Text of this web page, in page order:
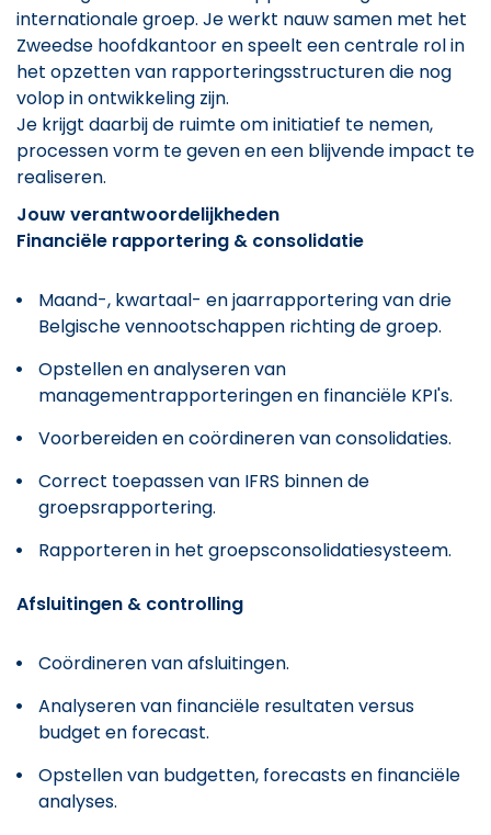
internationale groep. Je werkt nauw samen met het
Zweedse hoofdkantoor en speelt een centrale rol in
het opzetten van rapporteringsstructuren die nog
volop in ontwikkeling zijn.
Je krijgt daarbij de ruimte om initiatief te nemen,
processen vorm te geven en een blijvende impact te
realiseren.
Jouw verantwoordelijkheden
Financiële rapportering & consolidatie
Maand-, kwartaal- en jaarrapportering van drie
Belgische vennootschappen richting de groep.
Opstellen en analyseren van
managementrapporteringen en financiële KPI's.
Voorbereiden en coördineren van consolidaties.
Correct toepassen van IFRS binnen de
groepsrapportering.
Rapporteren in het groepsconsolidatiesysteem.
Afsluitingen & controlling
Coördineren van afsluitingen.
Analyseren van financiële resultaten versus
budget en forecast.
Opstellen van budgetten, forecasts en financiële
analyses.